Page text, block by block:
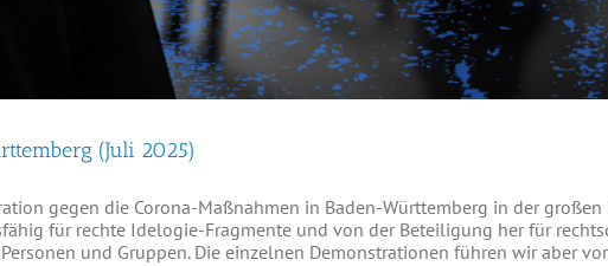
(Juli 2025)
gegen die Corona-Maßnahmen in Baden-Württemberg in der
für rechte Idelogie-Fragmente und von der Beteiligung her für
und Gruppen. Die einzelnen Demonstrationen führen wir aber